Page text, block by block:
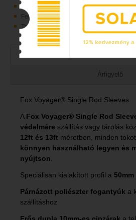
Reel szakasz nagy pit modellekhez
Felső akasztóhurok
Tartós és vízálló 300D poliészter
Árfigyelő
Fox Voyager® Single Rod Sleeves
A Fox Voyager® Single Rod
védelmére szállítás vagy tárolás
12ft és 13ft méretben, minden
könnyen használható legyen és
nyújtson
Speciálisan kialakított profil a
Párnázott poliészter fogantyúk a
szállításhoz
Erős dupla 10mm-es cipzárak a